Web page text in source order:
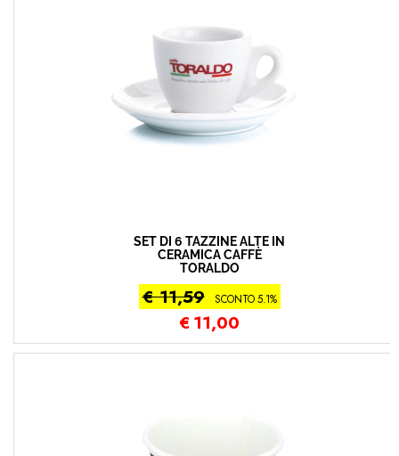
SET DI 6 TAZZINE ALTE IN
CERAMICA CAFFÈ
TORALDO
€ 11,59 SCONTO 5.1%
€ 11,00